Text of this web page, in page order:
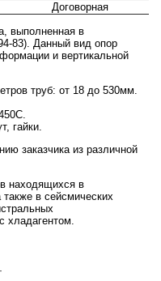
Договорная
выполненная в
83). Данный вид опор
и вертикальной
труб: от 18 до 530мм.
гайки.
заказчика из различной
находящихся в
в сейсмических
хладагентом.